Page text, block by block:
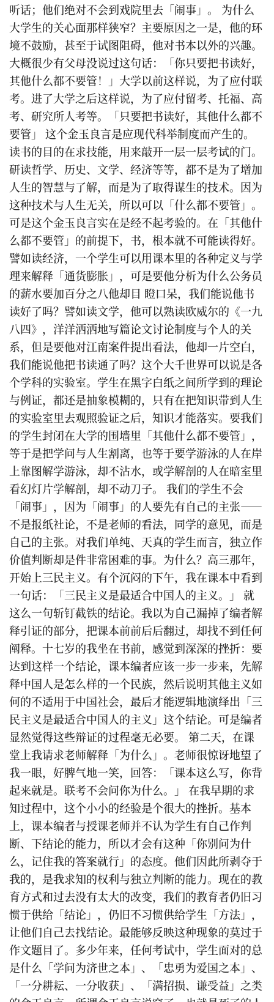
听话；他们绝对不会到戏院里去「闹事」。 为什么
大学生的关心面那样狭窄？主要原因之一是，他的环
境不鼓励，甚至于试图阻碍，他对书本以外的兴趣。
大概很少有父母没说过这句话：「你只要把书读好，
其他什么都不要管！」大学以前这样说，为了应付联
考。进了大学之后这样说，为了应付留考、托福、高
考、研究所人考等。「只要把书读好，其他什么都不
要管」 这个金玉良言是应现代科举制度而产生的。
读书的目的在求技能，用来敲开一层一层考试的门。
研读哲学、历史、文学、经济等等，都不是为了增加
人生的智慧与了解，而是为了取得谋生的技术。因为
这种技术与人生无关，所以可以「什么都不要管」。
可是这个金玉良言实在是经不起考验的。在「其他什
么都不要管」的前提下，书，根本就不可能读得好。
譬如读经济，一个学生可以用课本里的各种定义与学
理来解释「通货膨胀」，可是要他分析为什么公务员
的薪水要加百分之八他却目 瞪口呆，我们能说他书
读好了吗？譬如读文学，他可以熟读欧威尔的《一九
八四》，洋洋洒洒地写篇论文讨论制度与个人的关
系，但是要他对江南案件提出看法，他却一片空白，
我们能说他把书读通了吗？这个大千世界可以说是各
个学科的实验室。学生在黑字白纸之间所学到的理论
与例证，都还是抽象模糊的，只有在把知识带到人生
的实验室里去观照验证之后，知识才能落实。要我们
的学生封闭在大学的围墙里「其他什么都不要管」，
等于是把学问与人生割离，也等于要学游泳的人在岸
上靠图解学游泳，却不沾水，或学解剖的人在暗室里
看幻灯片学解剖，却不动刀子。 我们的学生不会
「闹事」，因为「闹事」的人要先有自己的主张——
不是报纸社论，不是老师的看法，同学的意见，而是
自己的主张。对我们单纯、天真的学生而言，独立作
价值判断却是件非常困难的事。为什么？高三那年，
开始上三民主义。有个沉闷的下午，我在课本中看到
一句话：「三民主义是最适合中国人的主义。」 就
这么一句斩钉截铁的结论。我以为自己漏掉了编者解
释引证的部分，把课本前前后后翻过，却找不到任何
阐释。十七岁的我坐在书前，感觉到深深的挫折：要
达到这样一个结论，课本编者应该一步一步来，先解
释中国人是怎么样的一个民族，然后说明其他主义如
何的不适用于中国社会，最后才能逻辑地演绎出「三
民主义是最适合中国人的主义」这个结论。可是编者
显然觉得这些辩证的过程毫无必要。 第二天，在课
堂上我请求老师解释「为什么」。老师很惊讶地望了
我一眼，好脾气地一笑，回答：「课本这么写，你背
起来就是。联考不会问你为什么。」 在我早期的求
知过程中，这个小小的经验是个很大的挫折。基本
上，课本编者与授课老师并不认为学生有自己作判
断、下结论的能力，所以才会有这种「你别问为什
么，记住我的答案就行」的态度。他们因此所剥夺于
我的，是我求知的权利与独立判断的能力。现在的教
育方式和过去没有太大的改变，我们的教育者仍旧习
惯于供给「结论」，仍旧不习惯供给学生「方法」，
让他们自己去找结论。最能够反映这种现象的莫过于
作文题目了。多少年来，任何考试中，学生面对的总
是什么「学问为济世之本」、「忠勇为爱国之本」、
「一分耕耘、一分收获」、「满招损、谦受益」之类